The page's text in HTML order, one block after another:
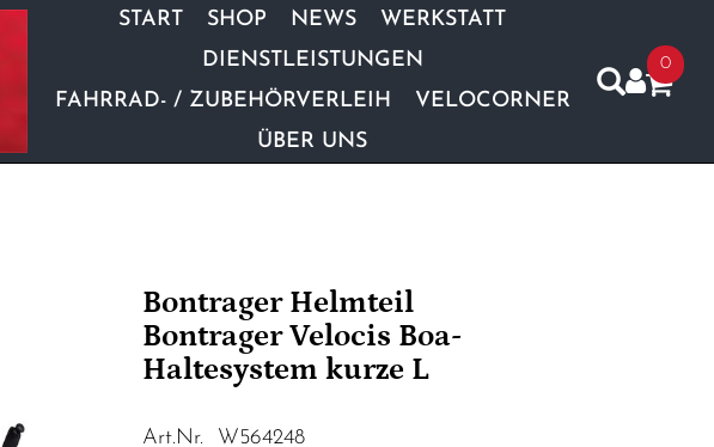
START SHOP NEWS
WERKSTATT
DIENSTLEISTUNGEN
FAHRRAD- / ZUBEHÖRVERLEIH
VELOCORNER
ÜBER UNS
0
Bontrager Helmteil
Bontrager Velocis Boa-
Haltesystem kurze L
Art.Nr. W564248